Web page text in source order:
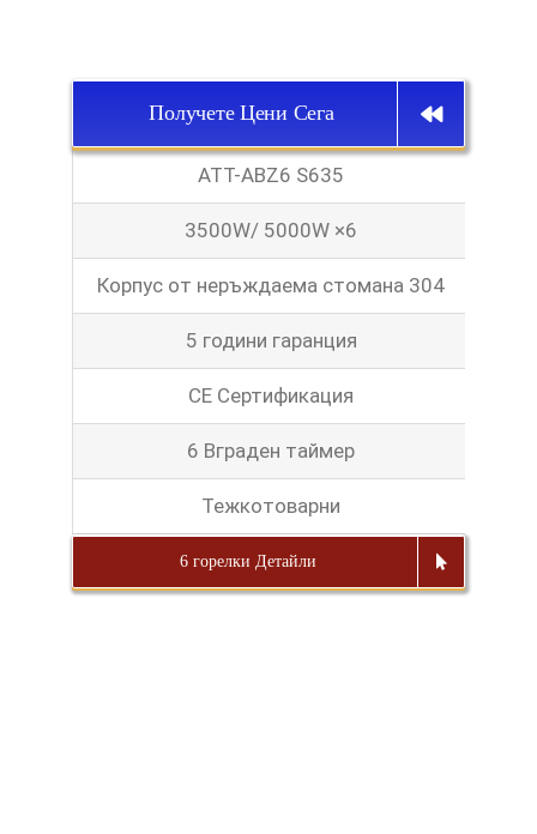
Получете Цени Сега
ATT-ABZ6 S635
3500W/ 5000W ×6
Корпус от неръждаема стомана 304
5 години гаранция
CE Сертификация
6 Вграден таймер
Тежкотоварни
6 горелки Детайли